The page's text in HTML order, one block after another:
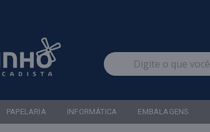
PAPELARIA INFORMÁTICA EMBALAGENS